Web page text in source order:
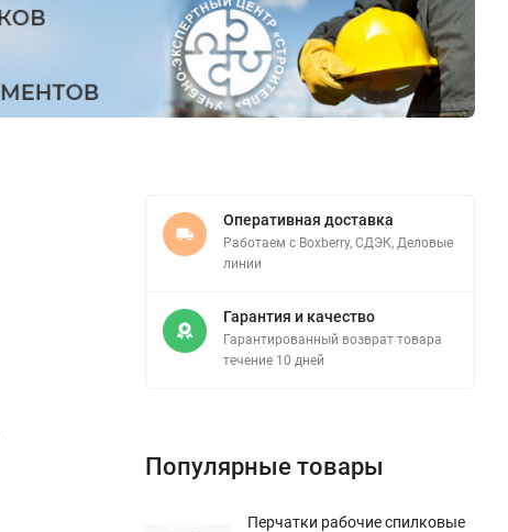
Оперативная доставка
Работаем с Boxberry, СДЭК, Деловые
линии
Гарантия и качество
Гарантированный возврат товара
течение 10 дней
Популярные товары
Перчатки рабочие спилковые